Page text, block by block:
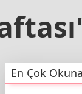
En Çok